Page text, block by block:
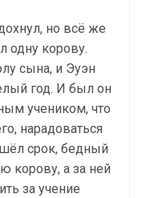
но всё же
одну корову.
сына, и Эуэн
год. И был он
учеником, что
нарадоваться
срок, бедный
корову, а за ней
за учение